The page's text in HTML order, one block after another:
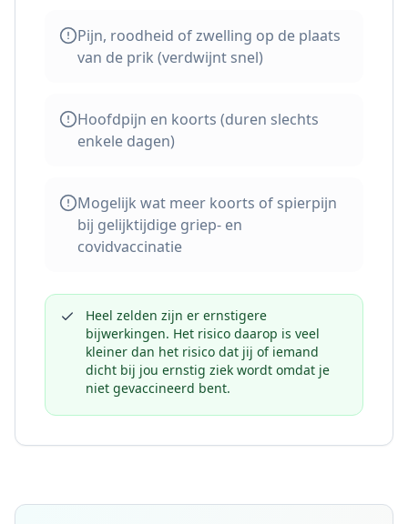
Pijn, roodheid of zwelling op de plaats
van de prik (verdwijnt snel)
Hoofdpijn en koorts (duren slechts
enkele dagen)
Mogelijk wat meer koorts of spierpijn
bij gelijktijdige griep- en
covidvaccinatie
Heel zelden zijn er ernstigere
bijwerkingen. Het risico daarop is veel
kleiner dan het risico dat jij of iemand
dicht bij jou ernstig ziek wordt omdat je
niet gevaccineerd bent.